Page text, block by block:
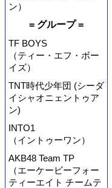
ン）
= グループ =
TF BOYS
（ティー・エフ・ボー
イズ）
TNT時代少年団 (シーダ
イシャオニェントゥア
ン)
INTO1
（イントゥーワン）
AKB48 Team TP
（エーケービーフォー
ティーエイト チームテ